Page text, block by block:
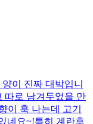
이 진짜 대박입니
따로 남겨두었을 만
이 훅 나는데 고기
네요~!특히 계란후